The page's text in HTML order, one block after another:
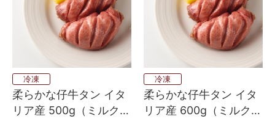
冷凍
柔らかな仔牛タン イタ
リア産 500g（ミルクフ
冷凍
柔らかな仔牛タン イタ
リア産 600g（ミルクフ